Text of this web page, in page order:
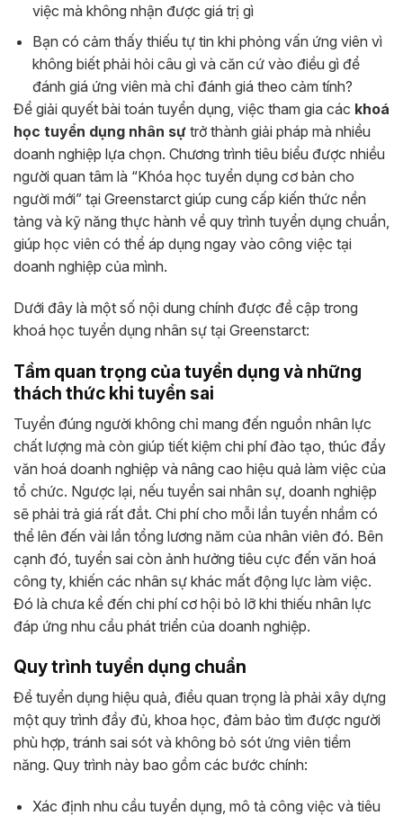
việc mà không nhận được giá trị gì
Bạn có cảm thấy thiếu tự tin khi phỏng vấn ứng viên vì
không biết phải hỏi câu gì và căn cứ vào điều gì để
đánh giá ứng viên mà chỉ đánh giá theo cảm tính?
Để giải quyết bài toán tuyển dụng, việc tham gia các khoá
học tuyển dụng nhân sự trở thành giải pháp mà nhiều
doanh nghiệp lựa chọn. Chương trình tiêu biểu được nhiều
người quan tâm là “Khóa học tuyển dụng cơ bản cho
người mới” tại Greenstarct giúp cung cấp kiến thức nền
tảng và kỹ năng thực hành về quy trình tuyển dụng chuẩn,
giúp học viên có thể áp dụng ngay vào công việc tại
doanh nghiệp của mình.
Dưới đây là một số nội dung chính được đề cập trong
khoá học tuyển dụng nhân sự tại Greenstarct:
Tầm quan trọng của tuyển dụng và những
thách thức khi tuyển sai
Tuyển đúng người không chỉ mang đến nguồn nhân lực
chất lượng mà còn giúp tiết kiệm chi phí đào tạo, thúc đẩy
văn hoá doanh nghiệp và nâng cao hiệu quả làm việc của
tổ chức. Ngược lại, nếu tuyển sai nhân sự, doanh nghiệp
sẽ phải trả giá rất đắt. Chi phí cho mỗi lần tuyển nhầm có
thể lên đến vài lần tổng lương năm của nhân viên đó. Bên
cạnh đó, tuyển sai còn ảnh hưởng tiêu cực đến văn hoá
công ty, khiến các nhân sự khác mất động lực làm việc.
Đó là chưa kể đến chi phí cơ hội bỏ lỡ khi thiếu nhân lực
đáp ứng nhu cầu phát triển của doanh nghiệp.
Quy trình tuyển dụng chuẩn
Để tuyển dụng hiệu quả, điều quan trọng là phải xây dựng
một quy trình đầy đủ, khoa học, đảm bảo tìm được người
phù hợp, tránh sai sót và không bỏ sót ứng viên tiềm
năng. Quy trình này bao gồm các bước chính:
Xác định nhu cầu tuyển dụng, mô tả công việc và tiêu